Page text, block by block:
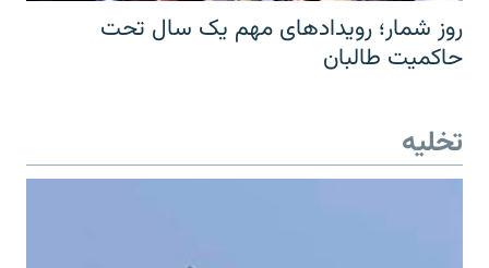
روز شمار؛ رویدادهای مهم یک سال تحت
حاکمیت طالبان
تخلیه